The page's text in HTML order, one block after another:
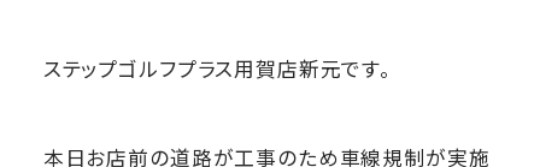
ステップゴルフプラス用賀店新元です。
本日お店前の道路が工事のため車線規制が実施